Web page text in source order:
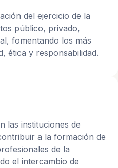
del ejercicio de la
público, privado,
fomentando los más
ética y responsabilidad.
las instituciones de
a la formación de
de la
el intercambio de